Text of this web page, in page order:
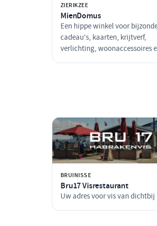
ZIERIKZEE
MienDomus
Een hippe winkel voor
cadeau's, kaarten, krijtverf,
verlichting, woonaccessoires
BRUINISSE
Bru17 Visrestaurant
Uw adres voor vis van dichtbij